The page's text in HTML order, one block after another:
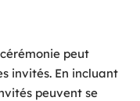
peut
invités. En incluant
peuvent se